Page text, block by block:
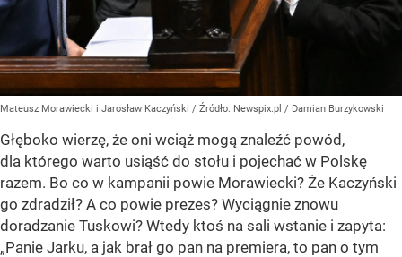
Mateusz Morawiecki i Jarosław Kaczyński / Źródło: Newspix.pl / Damian Burzykowski
Głęboko wierzę, że oni wciąż mogą znaleźć powód,
dla którego warto usiąść do stołu i pojechać w Polskę
razem. Bo co w kampanii powie Morawiecki? Że Kaczyński
go zdradził? A co powie prezes? Wyciągnie znowu
doradzanie Tuskowi? Wtedy ktoś na sali wstanie i zapyta:
„Panie Jarku, a jak brał go pan na premiera, to pan o tym